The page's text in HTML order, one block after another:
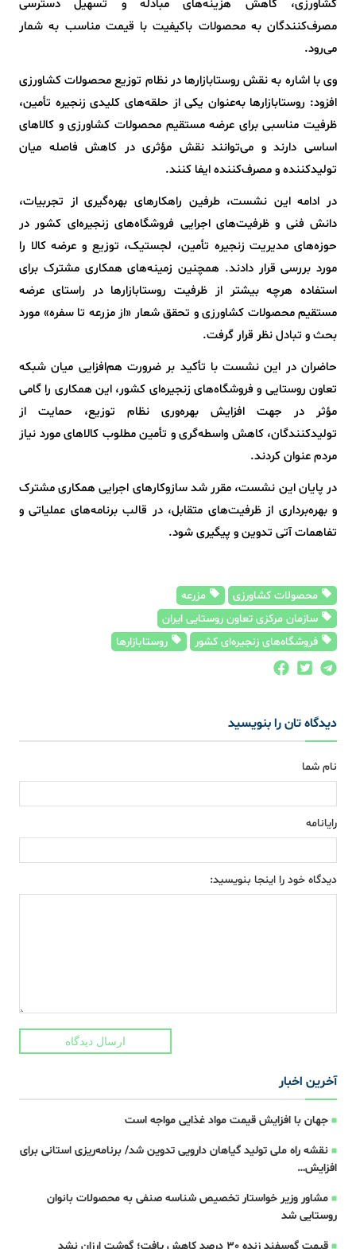
کشاورزی، کاهش هزینه‌های مبادله و تسهیل دسترسی
مصرف‌کنندگان به محصولات باکیفیت با قیمت مناسب به شمار
می‌رود.
وی با اشاره به نقش روستابازارها در نظام توزیع محصولات کشاورزی
افزود: روستابازارها به‌عنوان یکی از حلقه‌های کلیدی زنجیره تأمین،
ظرفیت مناسبی برای عرضه مستقیم محصولات کشاورزی و کالاهای
اساسی دارند و می‌توانند نقش مؤثری در کاهش فاصله میان
تولیدکننده و مصرف‌کننده ایفا کنند.
در ادامه این نشست، طرفین راهکارهای بهره‌گیری از تجربیات،
دانش فنی و ظرفیت‌های اجرایی فروشگاه‌های زنجیره‌ای کشور در
حوزه‌های مدیریت زنجیره تأمین، لجستیک، توزیع و عرضه کالا را
مورد بررسی قرار دادند. همچنین زمینه‌های همکاری مشترک برای
استفاده هرچه بیشتر از ظرفیت روستابازارها در راستای عرضه
مستقیم محصولات کشاورزی و تحقق شعار «از مزرعه تا سفره» مورد
بحث و تبادل نظر قرار گرفت.
حاضران در این نشست با تأکید بر ضرورت هم‌افزایی میان شبکه
تعاون روستایی و فروشگاه‌های زنجیره‌ای کشور، این همکاری را گامی
مؤثر در جهت افزایش بهره‌وری نظام توزیع، حمایت از
تولیدکنندگان، کاهش واسطه‌گری و تأمین مطلوب کالاهای مورد نیاز
مردم عنوان کردند.
در پایان این نشست، مقرر شد سازوکارهای اجرایی همکاری مشترک
و بهره‌برداری از ظرفیت‌های متقابل، در قالب برنامه‌های عملیاتی و
تفاهمات آتی تدوین و پیگیری شود.
محصولات کشاورزی
مزرعه
سازمان مرکزی تعاون روستایی ایران
فروشگاه‌های زنجیره‌ای کشور
روستابازارها
دیدگاه تان را بنویسید
نام شما
رایانامه
دیدگاه خود را اینجا بنویسید:
ارسال دیدگاه
آخرین اخبار
جهان با افزایش قیمت مواد غذایی مواجه است
نقشه راه ملی تولید گیاهان دارویی تدوین شد/ برنامه‌ریزی استانی برای
افزایش…
مشاور وزیر خواستار تخصیص شناسه صنفی به محصولات بانوان
روستایی شد